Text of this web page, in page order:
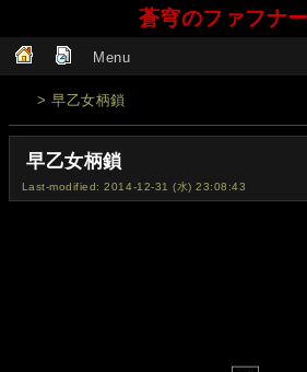
蒼穹のファフナ
Menu
> 早乙女柄鎖
早乙女柄鎖
Last-modified: 2014-12-31 (水) 23:08:43